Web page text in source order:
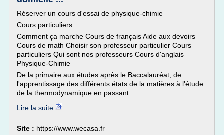
Réserver un cours d'essai de physique-chimie
Cours particuliers
Comment ça marche Cours de français Aide aux devoirs
Cours de math Choisir son professeur particulier Cours
particuliers Qui sont nos professeurs Cours d'anglais
Physique-Chimie
De la primaire aux études après le Baccalauréat, de
l'apprentissage des différents états de la matières à l'étude
de la thermodynamique en passant...
Lire la suite
Site : https://www.wecasa.fr